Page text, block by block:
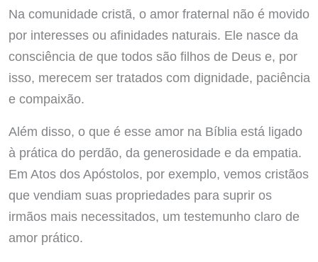
Na comunidade cristã, o amor fraternal não é movido
por interesses ou afinidades naturais. Ele nasce da
consciência de que todos são filhos de Deus e, por
isso, merecem ser tratados com dignidade, paciência
e compaixão.
Além disso, o que é esse amor na Bíblia está ligado
à prática do perdão, da generosidade e da empatia.
Em Atos dos Apóstolos, por exemplo, vemos cristãos
que vendiam suas propriedades para suprir os
irmãos mais necessitados, um testemunho claro de
amor prático.